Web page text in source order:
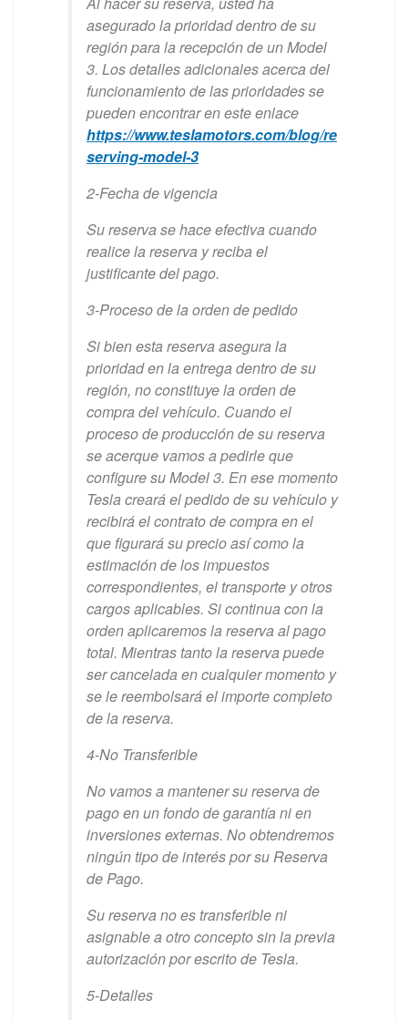
asegurado la prioridad dentro de su
región para la recepción de un Model
3. Los detalles adicionales acerca del
funcionamiento de las prioridades se
pueden encontrar en este enlace
https://www.teslamotors.com/blog/re
serving-model-3
2-Fecha de vigencia
Su reserva se hace efectiva cuando
realice la reserva y reciba el
justificante del pago.
3-Proceso de la orden de pedido
Si bien esta reserva asegura la
prioridad en la entrega dentro de su
región, no constituye la orden de
compra del vehículo. Cuando el
proceso de producción de su reserva
se acerque vamos a pedirle que
configure su Model 3. En ese momento
Tesla creará el pedido de su vehículo y
recibirá el contrato de compra en el
que figurará su precio así como la
estimación de los impuestos
correspondientes, el transporte y otros
cargos aplicables. Si continua con la
orden aplicaremos la reserva al pago
total. Mientras tanto la reserva puede
ser cancelada en cualquier momento y
se le reembolsará el importe completo
de la reserva.
4-No Transferible
No vamos a mantener su reserva de
pago en un fondo de garantía ni en
inversiones externas. No obtendremos
ningún tipo de interés por su Reserva
de Pago.
Su reserva no es transferible ni
asignable a otro concepto sin la previa
autorización por escrito de Tesla.
5-Detalles